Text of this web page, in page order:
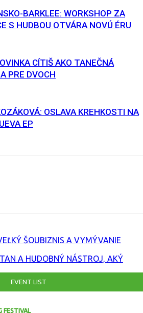
BARKLEE: WORKSHOP ZA
S HUDBOU OTVÁRA NOVÚ ÉRU
CÍTIŠ AKO TANEČNÁ
PRE DVOCH
OSLAVA KREHKOSTI NA
EP
ŠOUBIZNIS A VYMÝVANIE
A HUDOBNÝ NÁSTROJ, AKÝ
EVENT LIST
FESTIVAL